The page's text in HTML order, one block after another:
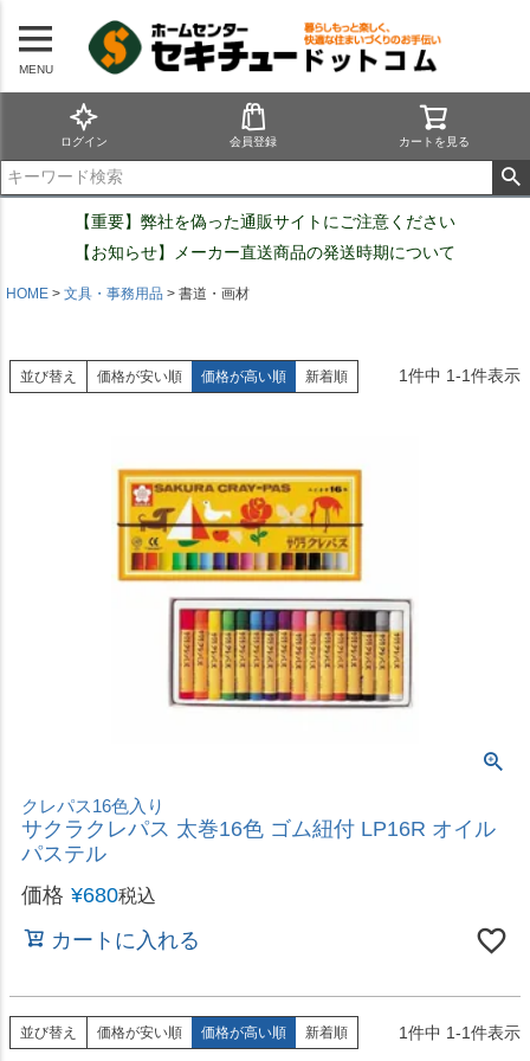
MENU
ログイン 会員登録 カートを見る
【重要】弊社を偽った通販サイトにご注意ください
【お知らせ】メーカー直送商品の発送時期について
HOME 文具・事務用品 書道・画材
並び替え 価格が安い順 価格が高い順 新着順 1件中 1-1件表示
サクラクレパス 太巻16色 ゴム紐付 LP16R オイル
並び替え 価格が安い順 価格が高い順 新着順 1件中 1-1件表示